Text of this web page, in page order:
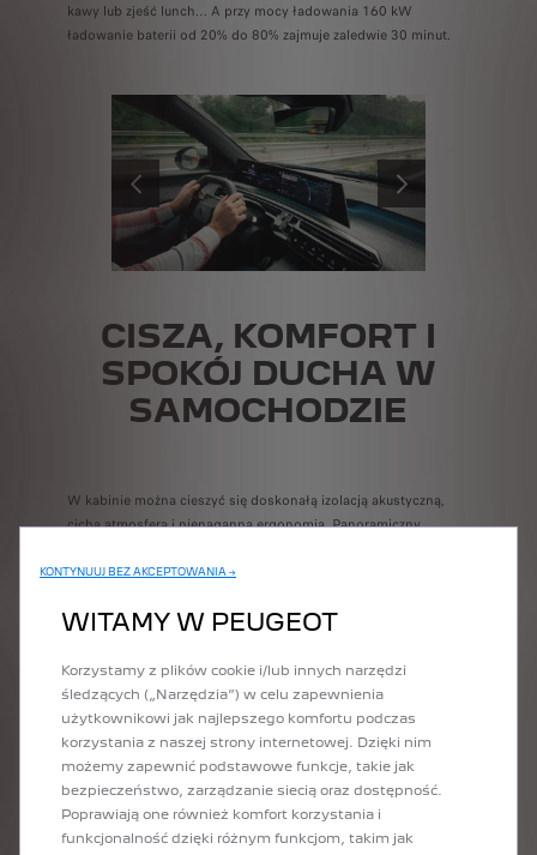
kawy lub zjeść lunch… A przy mocy ładowania 160 kW
ładowanie baterii od 20% do 80% zajmuje zaledwie 30 minut.
POPRZEDNI NASTĘPNY
CISZA, KOMFORT I
SPOKÓJ DUCHA W
SAMOCHODZIE
W kabinie można cieszyć się doskonałą izolacją akustyczną,
cichą atmosferą i nienaganną ergonomią. Panoramiczny
widzenia kierowcy, dzięki czemu nie musi on odrywać wzroku
za oknem się zmienia. Niziny ustępują miejsca pagórkom
Doubs. Zatrzymujemy się w forcie Mont‑Bart, położonym na
wysokości 497 m n.p.m., skąd we wszystkich kierunkach
roztacza się panorama regionu Montbéliard.
POPRZEDNI NASTĘPNY
KONTYNUUJ BEZ AKCEPTOWANIA →
WITAMY W PEUGEOT
Korzystamy z plików cookie i/lub innych narzędzi
śledzących („Narzędzia”) w celu zapewnienia
użytkownikowi jak najlepszego komfortu podczas
korzystania z naszej strony internetowej. Dzięki nim
możemy zapewnić podstawowe funkcje, takie jak
bezpieczeństwo, zarządzanie siecią oraz dostępność.
Poprawiają one również komfort korzystania i
funkcjonalność dzięki różnym funkcjom, takim jak